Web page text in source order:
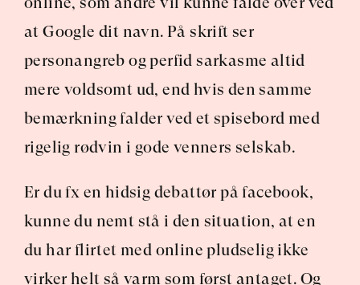
at Google dit navn. På skrift ser
personangreb og perfid sarkasme altid
mere voldsomt ud, end hvis den samme
bemærkning falder ved et spisebord med
rigelig rødvin i gode venners selskab.
Er du fx en hidsig debattør på facebook,
kunne du nemt stå i den situation, at en
du har flirtet med online pludselig ikke
virker helt så varm som først antaget. Og